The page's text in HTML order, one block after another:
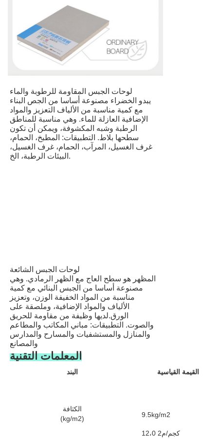
لوحات الجبس المقاومة للرطوبة والماء
يبدو الخضراء مصنوعة أساسا من الجص البناء
مع كمية مناسبة من الألياف التعزيز والمواد
الإضافية العازلة للماء. وهي مناسبة للمناطق
الرطبة وشبه المكشوفة، ويمكن أن تكون
سطحها بلاط. التطبيقات: المطبخ، الحمام،
غرف الغسيل، المرآب، الحمام، غرف الغسيل،
لوحات الجبس الشائعة
المظهر هو سطح العاج مع الظهر الرمادي. وهي
مصنوعة أساسا من الجبس البنائي مع كمية
مناسبة من المواد الخفيفة الوزن، وتعزيز
الألياف والمواد الإضافية، وملصقة على
الورق.لديها وظيفة من مقاومة للحريق
والصوت. التطبيقات: مباني المكاتب والمطاعم
والمنازل والمستشفيات والمسارح والمدارس
والمصانع
المعلمات التقنية
البند القيمة القياسية
الكثافة
(kg/m2)
9.5kg/m2
12،0 كجم/م2